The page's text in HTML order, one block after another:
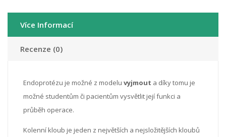
Více Informací
Recenze (0)
Endoprotézu je možné z modelu vyjmout a díky tomu je
možné studentům či pacientům vysvětlit její funkci a
průběh operace.
Kolenní kloub je jeden z největších a nejsložitějších kloubů